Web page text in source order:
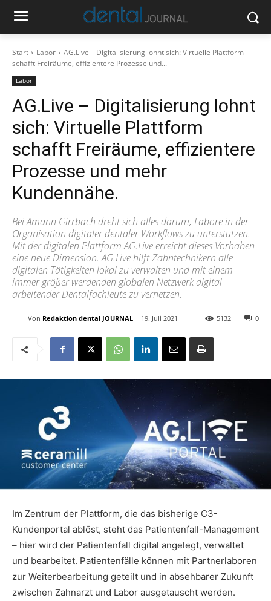
Start Labor
AG.Live – Digitalisierung lohnt sich: Virtuelle Plattform
schafft Freiräume, effizientere Prozesse und...
Labor
AG.Live – Digitalisierung lohnt
sich: Virtuelle Plattform
schafft Freiräume, effizientere
Prozesse und mehr
Kundennähe.
Bei Amann Girrbach dreht sich alles darum, Labore in der
Organisation digitaler dentaler Workflows zu unterstützen.
Mit der digitalen Plattform AG.Live erreicht dieses Vorhaben
eine neue Dimension. AG.Live hilft Zahntechnikern alle
digitalen Tätigkeiten lokal zu verwalten und mit einem
immer größer werdenden globalen Netzwerk digital
arbeitender Dentalfachleute zu vernetzen.
Von Redaktion dental JOURNAL 19. Juli 2021 0
5132
Im Zentrum der Plattform, die das bisherige C3-
Kundenportal ablöst, steht das Patientenfall-Management
– hier wird der Patientenfall digital angelegt, verwaltet
und bearbeitet. Patientenfälle können mit Partnerlaboren
zur Weiterbearbeitung geteilt und in absehbarer Zukunft
zwischen Zahnarzt und Labor ausgetauscht werden.